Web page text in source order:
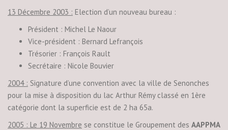
13 Décembre 2003 : Election d’un nouveau bureau :
Président : Michel Le Naour
Vice-président : Bernard Lefrançois
Trésorier : François Rault
Secrétaire : Nicole Bouvier
2004 : Signature d’une convention avec la ville de Senonches
pour la mise à disposition du lac Arthur Rémy classé en 1ère
catégorie dont la superficie est de 2 ha 65a.
2005 : Le 19 Novembre se constitue le Groupement des AAPPMA